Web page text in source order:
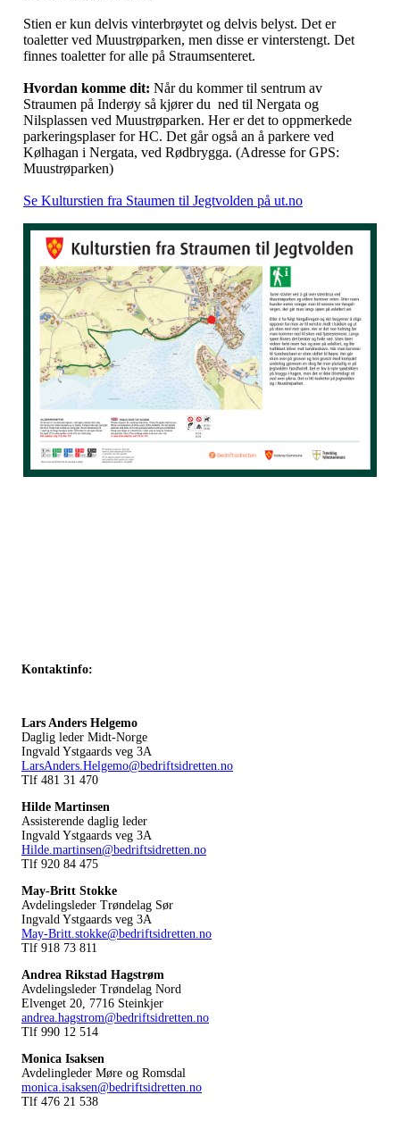
Stien er kun delvis vinterbrøytet og delvis belyst. Det er
toaletter ved Muustrøparken, men disse er vinterstengt. Det
finnes toaletter for alle på Straumsenteret.
Hvordan komme dit: Når du kommer til sentrum av
Straumen på Inderøy så kjører du ned til Nergata og
Nilsplassen ved Muustrøparken. Her er det to oppmerkede
parkeringsplaser for HC. Det går også an å parkere ved
Kølhagan i Nergata, ved Rødbrygga. (Adresse for GPS:
Muustrøparken)
Se Kulturstien fra Staumen til Jegtvolden på ut.no
Kontaktinfo:
Lars Anders Helgemo
Daglig leder Midt-Norge
Ingvald Ystgaards veg 3A
LarsAnders.Helgemo@bedriftsidretten.no
Tlf 481 31 470
Hilde Martinsen
Assisterende daglig leder
Ingvald Ystgaards veg 3A
Hilde.martinsen@bedriftsidretten.no
Tlf 920 84 475
May-Britt Stokke
Avdelingsleder Trøndelag Sør
Ingvald Ystgaards veg 3A
May-Britt.stokke@bedriftsidretten.no
Tlf 918 73 811
Andrea Rikstad Hagstrøm
Avdelingsleder Trøndelag Nord
Elvenget 20, 7716 Steinkjer
andrea.hagstrom@bedriftsidretten.no
Tlf 990 12 514
Monica Isaksen
Avdelingleder Møre og Romsdal
monica.isaksen@bedriftsidretten.no
Tlf 476 21 538